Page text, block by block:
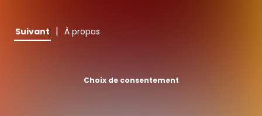
Suivant | À propos
Choix de consentement